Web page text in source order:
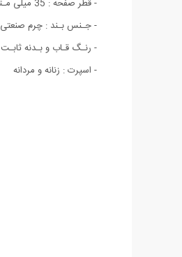
- قطر صفحه : 35 میلی مـتر
- جـنس بـند : چرم صنعتی
- رنـگ قـاب و بـدنه ثابـت
- اسپرت : زنانه و مردانه